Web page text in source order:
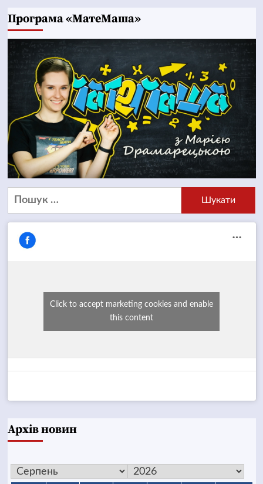
Програма «МатеМаша»
Пошук:
Click to accept marketing cookies and enable
this content
Архів новин